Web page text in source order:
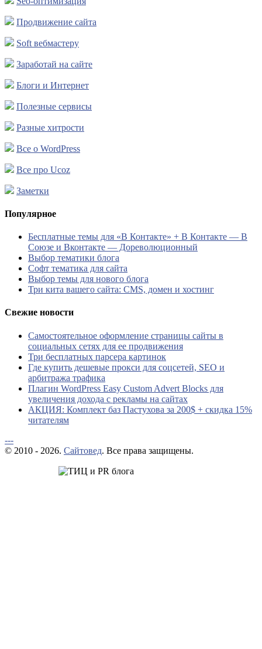
Продвижение сайта
Soft вебмастеру
Заработай на сайте
Блоги и Интернет
Полезные сервисы
Разные хитрости
Все о WordPress
Все про Ucoz
Заметки
Популярное
Бесплатные темы для «В Контакте» + В Контакте — В
Союзе и Вконтакте — Дореволюционный
Выбор тематики блога
Софт тематика для сайта
Выбор темы для нового блога
Три кита вашего сайта: CMS, домен и хостинг
Свежие новости
Самостоятельное оформление страницы сайты в
социальных сетях для ее продвижения
Три бесплатных парсера картинок
Где купить дешевые прокси для соцсетей, SEO и
арбитража трафика
Плагин WordPress Easy Custom Advert Blocks для
увеличения дохода с рекламы на сайтах
АКЦИЯ: Комплект баз Пастухова за 200$ + скидка 15%
читателям
---
© 2010 - 2026. Сайтовед. Все права защищены.